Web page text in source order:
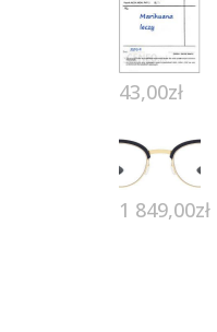
43,00zł
1 849,00zł